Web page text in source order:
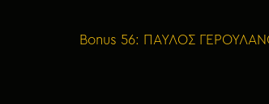
Bonus 56: ΠΑΥΛΟΣ